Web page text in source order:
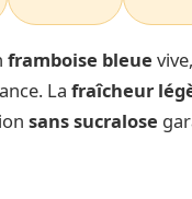
framboise bleue
Lafraîcheur
sans sucralose